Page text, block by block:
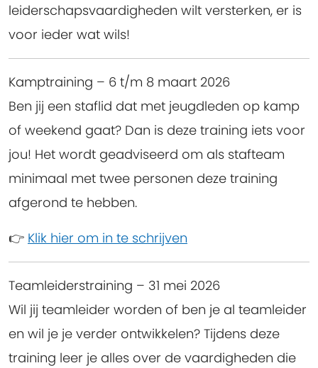
leiderschapsvaardigheden wilt versterken, er is
voor ieder wat wils!
Kamptraining – 6 t/m 8 maart 2026
Ben jij een staflid dat met jeugdleden op kamp
of weekend gaat? Dan is deze training iets voor
jou! Het wordt geadviseerd om als stafteam
minimaal met twee personen deze training
afgerond te hebben.
👉 Klik hier om in te schrijven
Teamleiderstraining – 31 mei 2026
Wil jij teamleider worden of ben je al teamleider
en wil je je verder ontwikkelen? Tijdens deze
training leer je alles over de vaardigheden die